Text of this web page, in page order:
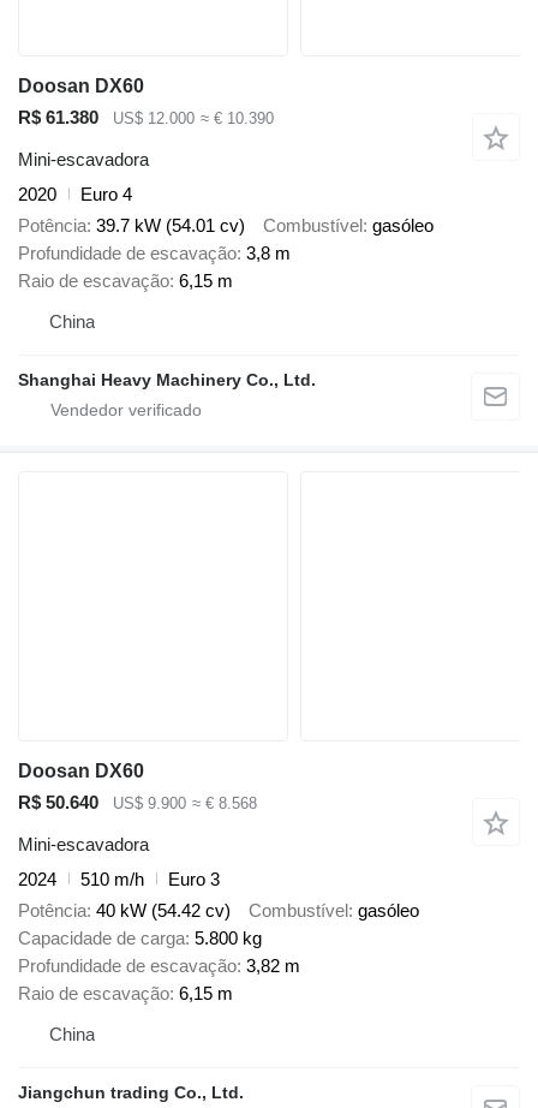
Doosan DX60
R$ 61.380
US$ 12.000 ≈ € 10.390
Mini-escavadora
2020
Euro 4
Potência 39.7 kW (54.01 cv) Combustível gasóleo
Profundidade de escavação 3,8 m
Raio de escavação 6,15 m
China
Shanghai Heavy Machinery Co., Ltd.
Doosan DX60
R$ 50.640
US$ 9.900 ≈ € 8.568
Mini-escavadora
2024
510 m/h
Euro 3
Potência 40 kW (54.42 cv) Combustível gasóleo
Capacidade de carga 5.800 kg
Profundidade de escavação 3,82 m
Raio de escavação 6,15 m
China
Jiangchun trading Co., Ltd.